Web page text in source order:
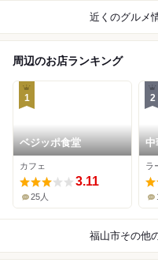
近くのグルメ
周辺のお店ランキング
1
ベジッポ食堂
カフェ
3.11
25人
2
中
ラ
福山市その他